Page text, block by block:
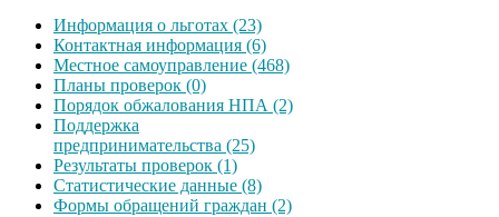
Информация о льготах (23)
Контактная информация (6)
Местное самоуправление (468)
Планы проверок (0)
Порядок обжалования НПА (2)
Поддержка
предпринимательства (25)
Результаты проверок (1)
Статистические данные (8)
Формы обращений граждан (2)